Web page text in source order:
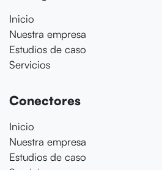
Inicio
Nuestra empresa
Estudios de caso
Servicios
Conectores
Inicio
Nuestra empresa
Estudios de caso